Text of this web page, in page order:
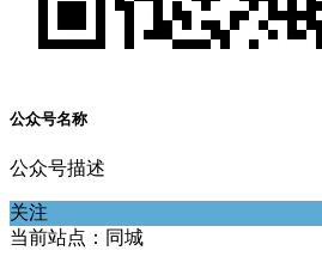
公众号名称
公众号描述
关注
当前站点：同城